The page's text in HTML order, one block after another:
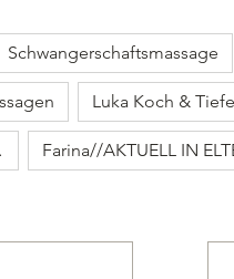
Schwangerschaftsmassage